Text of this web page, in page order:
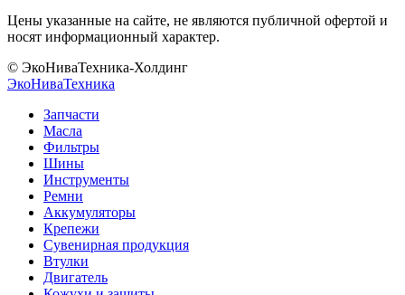
Цены указанные на сайте, не являются публичной офертой и
носят информационный характер.
© ЭкоНиваТехника-Холдинг
ЭкоНиваТехника
Запчасти
Масла
Фильтры
Шины
Инструменты
Ремни
Аккумуляторы
Крепежи
Сувенирная продукция
Втулки
Двигатель